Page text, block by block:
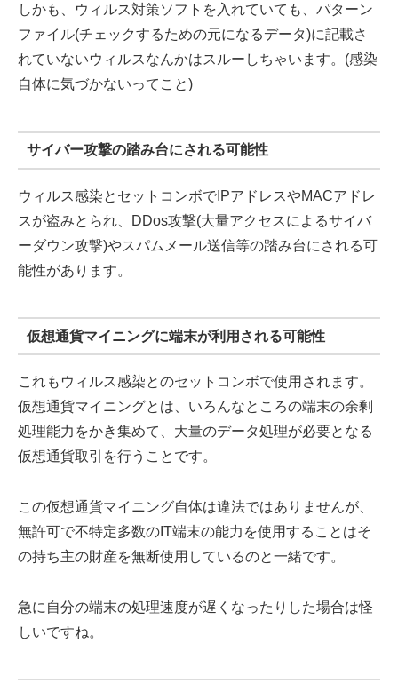
しかも、ウィルス対策ソフトを入れていても、パターン
ファイル(チェックするための元になるデータ)に記載さ
れていないウィルスなんかはスルーしちゃいます。(感染
自体に気づかないってこと)
サイバー攻撃の踏み台にされる可能性
ウィルス感染とセットコンボでIPアドレスやMACアドレ
スが盗みとられ、DDos攻撃(大量アクセスによるサイバ
ーダウン攻撃)やスパムメール送信等の踏み台にされる可
能性があります。
仮想通貨マイニングに端末が利用される可能性
これもウィルス感染とのセットコンボで使用されます。
仮想通貨マイニングとは、いろんなところの端末の余剰
処理能力をかき集めて、大量のデータ処理が必要となる
仮想通貨取引を行うことです。
この仮想通貨マイニング自体は違法ではありませんが、
無許可で不特定多数のIT端末の能力を使用することはそ
の持ち主の財産を無断使用しているのと一緒です。
急に自分の端末の処理速度が遅くなったりした場合は怪
しいですね。